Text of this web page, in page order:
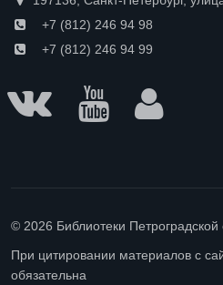
+7 (812) 246 94 98
+7 (812) 246 94 99
© 2026 Библиотеки Петроградской
При цитировании материалов с
обязательна